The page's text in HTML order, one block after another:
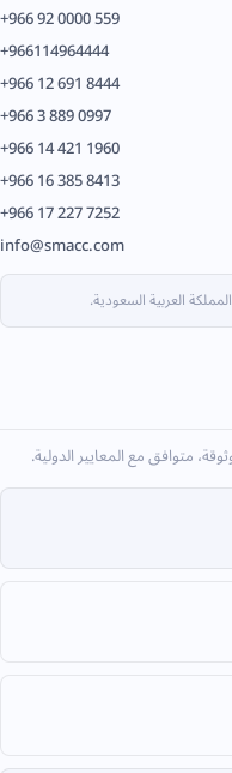
+966 92 0000 559
+966114964444
+966 12 691 8444
+966 3 889 0997
+966 14 421 1960
+966 16 385 8413
+966 17 227 7252
info@smacc.com
متوافق مع المعايير الدولية.